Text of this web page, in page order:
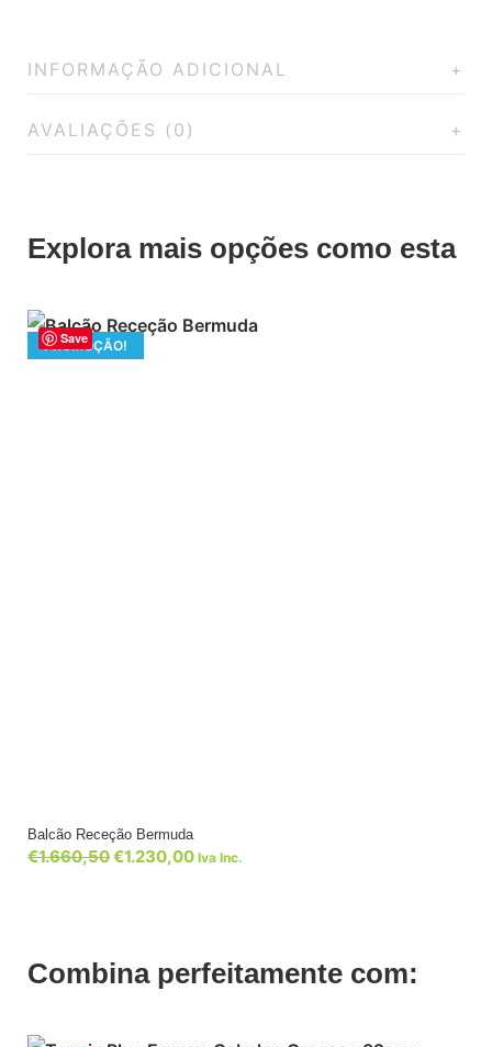
INFORMAÇÃO ADICIONAL
AVALIAÇÕES (0)
Explora mais opções como esta
Save
PROMOÇÃO!
Balcão Receção Bermuda
€1.660,50€1.230,00 Iva Inc.
Combina perfeitamente com: